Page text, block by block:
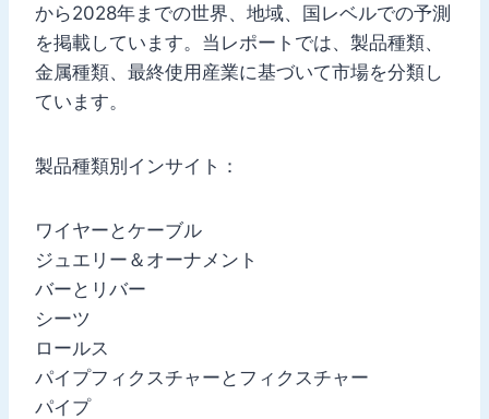
から2028年までの世界、地域、国レベルでの予測
を掲載しています。当レポートでは、製品種類、
金属種類、最終使用産業に基づいて市場を分類し
ています。
製品種類別インサイト：
ワイヤーとケーブル
ジュエリー＆オーナメント
バーとリバー
シーツ
ロールス
パイプフィクスチャーとフィクスチャー
パイプ